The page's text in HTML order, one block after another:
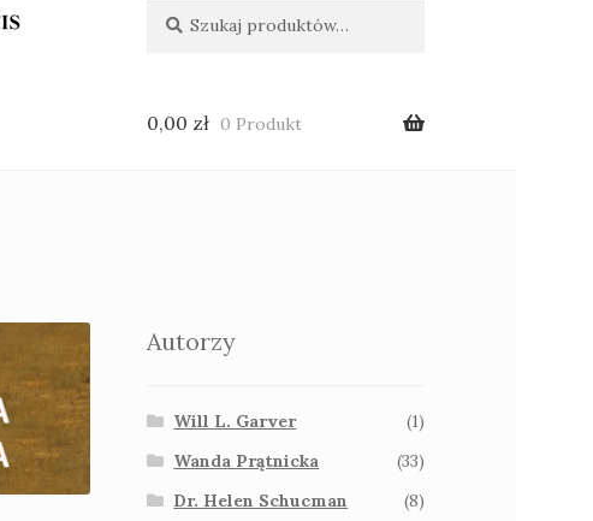
0,00 zł 0 Produkt
Autorzy
Will L. Garver
(1)
Wanda Prątnicka
(33)
Dr. Helen Schucman
(8)